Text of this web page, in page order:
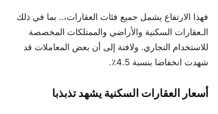
فهذا الارتفاع يشمل جميع فئات العقارات،.. بما في ذلك
الـعقارات السكنية والأراضي والممتلكات المخصصة
للاستخدام التجاري. ولافتة إلى أن بعض المعاملات قد
شهدت انخفاضا بنسبة 4.5٪.
أسعار العقارات السكنية يشهد تذبذبا